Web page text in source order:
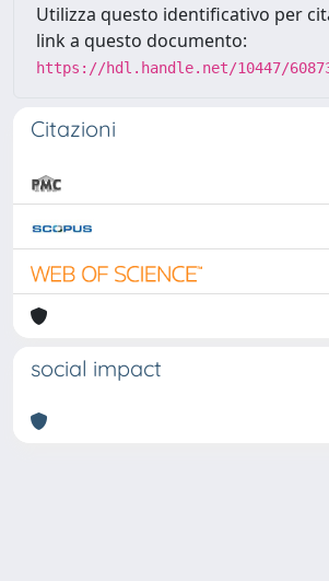
Utilizza questo identificativo per
link a questo documento:
https://hdl.handle.net/10447/
Citazioni
social impact